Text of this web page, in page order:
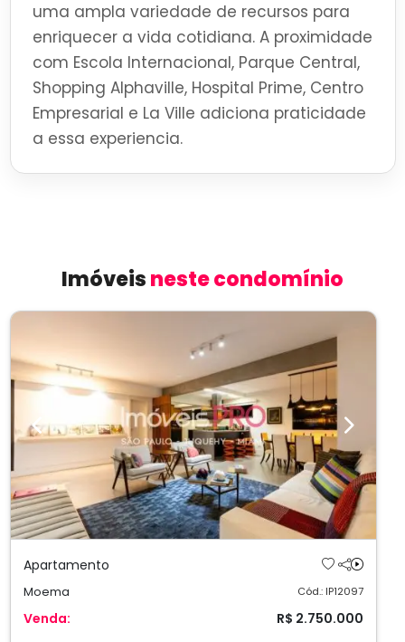
uma ampla variedade de recursos para
enriquecer a vida cotidiana. A proximidade
com Escola Internacional, Parque Central,
Shopping Alphaville, Hospital Prime, Centro
Empresarial e La Ville adiciona praticidade
a essa experiencia.
Imóveisneste condomínio
Previous Next
Apartamento
Moema Cód.: IP12097
Venda:
R$ 2.750.000